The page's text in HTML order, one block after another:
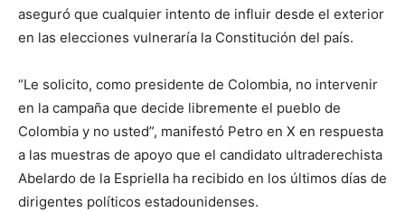
aseguró que cualquier intento de influir desde el exterior
en las elecciones vulneraría la Constitución del país.
“Le solicito, como presidente de Colombia, no intervenir
en la campaña que decide libremente el pueblo de
Colombia y no usted”, manifestó Petro en X en respuesta
a las muestras de apoyo que el candidato ultraderechista
Abelardo de la Espriella ha recibido en los últimos días de
dirigentes políticos estadounidenses.